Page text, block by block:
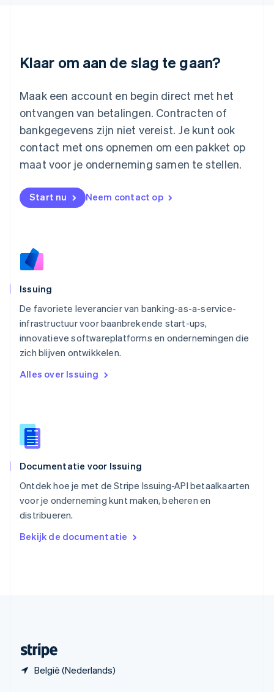
Klaar om aan de slag te gaan?
Maak een account en begin direct met het
ontvangen van betalingen. Contracten of
bankgegevens zijn niet vereist. Je kunt ook
contact met ons opnemen om een pakket op
maat voor je onderneming samen te stellen.
Start nu Neem contact op
Issuing
De favoriete leverancier van banking-as-a-service-
infrastructuur voor baanbrekende start-ups,
innovatieve softwareplatforms en ondernemingen die
zich blijven ontwikkelen.
Alles over Issuing
Documentatie voor Issuing
Ontdek hoe je met de Stripe Issuing-API betaalkaarten
voor je onderneming kunt maken, beheren en
distribueren.
Bekijk de documentatie
België (Nederlands)
English
Français English
Maleisië
English 简体中文
Malta
English
EspañolEnglish
Nederlands English
Nieuw-Zeeland
Oostenrijk
Deutsch
English
Portugal
Roemenië
English
Singapore
Slovenië
Spanje
Español
ไทยEnglish
Tsjechië
Vasteland van China
简体中文English
English